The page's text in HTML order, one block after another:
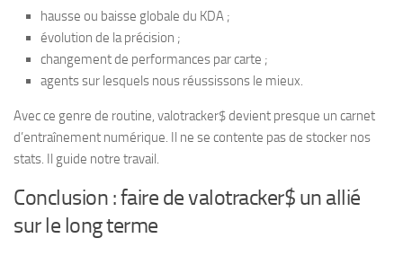
hausse ou baisse globale du KDA ;
évolution de la précision ;
changement de performances par carte ;
agents sur lesquels nous réussissons le mieux.
Avec ce genre de routine, valotracker$ devient presque un carnet
d’entraînement numérique. Il ne se contente pas de stocker nos
stats. Il guide notre travail.
Conclusion : faire de valotracker$ un allié
sur le long terme